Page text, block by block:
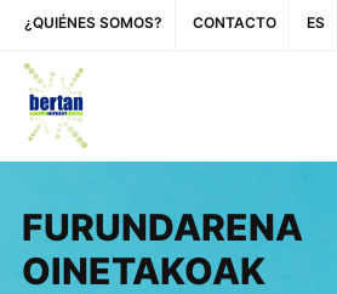
¿QUIÉNES SOMOS? CONTACTO ES
FURUNDARENA
OINETAKOAK